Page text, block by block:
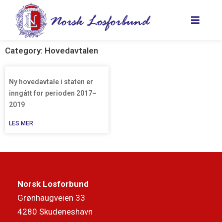
innholdet
Category: Hovedavtalen
Ny hovedavtale i staten er
inngått for perioden 2017–
2019
LES MER
Norsk Losforbund
Grønhaugveien 33
4280 Skudeneshavn